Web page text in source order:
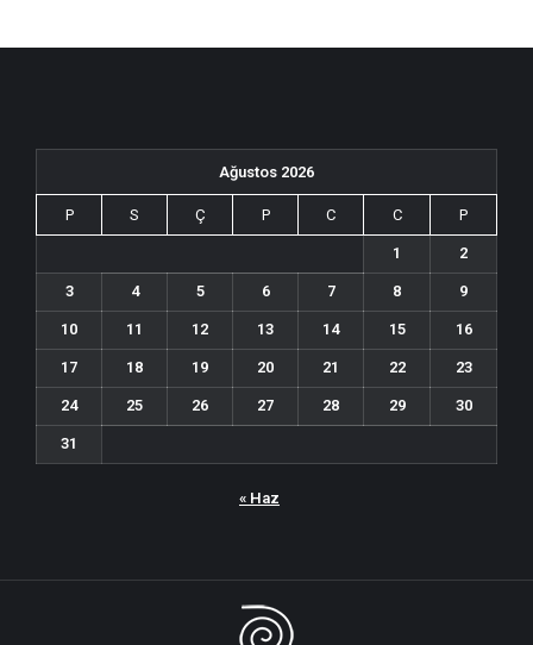
Ağustos 2026
P S Ç P C C P
1 2
3 4 5 6 7 8 9
10 11 12 13 14 15 16
17 18 19 20 21 22 23
24 25 26 27 28 29 30
31
« Haz